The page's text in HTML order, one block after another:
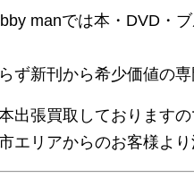
manでは本・DVD・
ず新刊から希少価値の
出張買取しております
エリアからのお客様よ